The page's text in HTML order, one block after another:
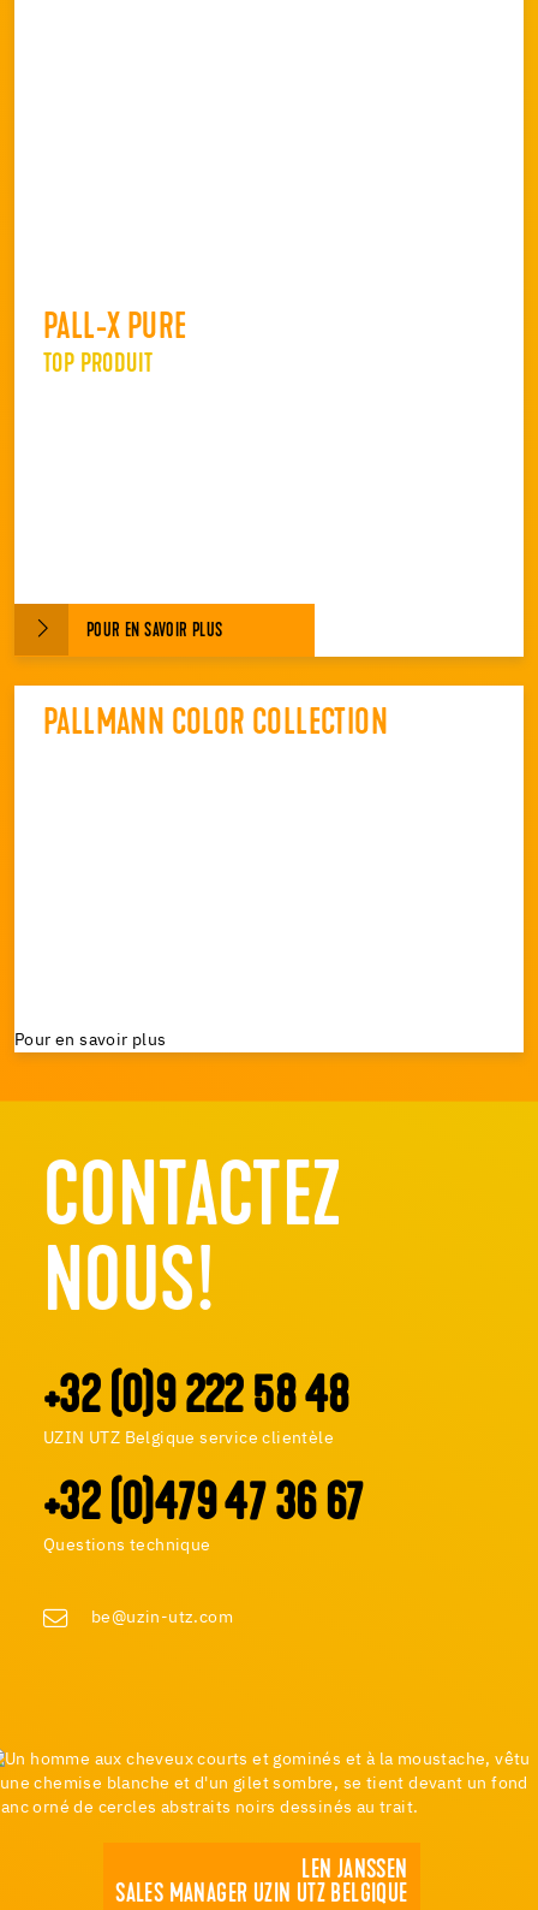
PALL-X PURE
TOP PRODUIT
POUR EN SAVOIR PLUS
PALLMANN COLOR COLLECTION
Pour en savoir plus
CONTACTEZ
NOUS!
+32 (0)9 222 58 48
UZIN UTZ Belgique service clientèle
+32 (0)479 47 36 67
Questions technique
be@uzin-utz.com
LEN JANSSEN
SALES MANAGER UZIN UTZ BELGIQUE